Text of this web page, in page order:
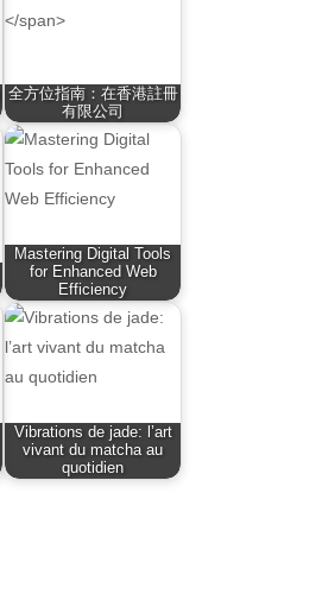
全方位指南：在香港註冊
有限公司
Mastering Digital Tools
for Enhanced Web
Efficiency
Vibrations de jade: l’art
vivant du matcha au
quotidien